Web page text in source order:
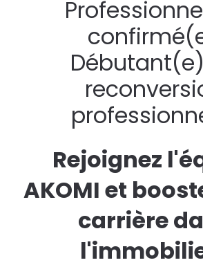
Rejoignez
AKOMI et
carrière